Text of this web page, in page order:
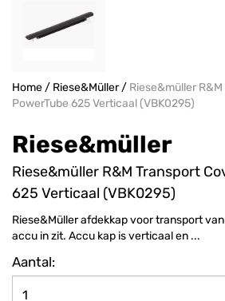
Home/ Riese&Müller/ Riese&müller
PowerTube 625 Verticaal (VBK0295)
Riese&müller
Riese&müller R&M Transport
625 Verticaal (VBK0295)
Riese&Müller afdekkap voor transport
accu in zit. Accu kap is verticaal en ...
Aantal: